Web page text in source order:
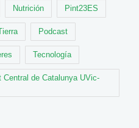
Nutrición Pint23ES
Podcast
Tecnología
de Catalunya UVic-